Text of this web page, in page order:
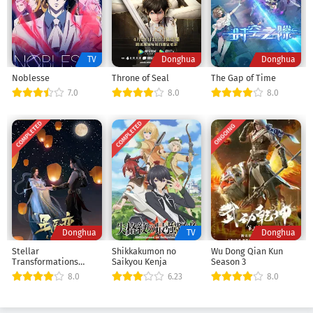
TV
Noblesse
7.0
Donghua
Throne of Seal
8.0
Donghua
The Gap of Time
8.0
COMPLETED
Donghua
Stellar
Transformations
season 3
8.0
COMPLETED
TV
Shikkakumon no
Saikyou Kenja
6.23
ONGOING
Donghua
Wu Dong Qian Kun
Season 3
8.0